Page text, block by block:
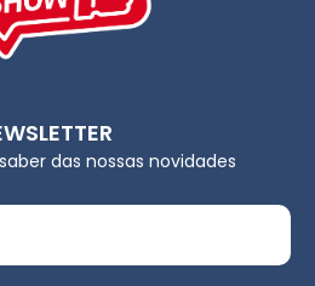
das nossas novidades